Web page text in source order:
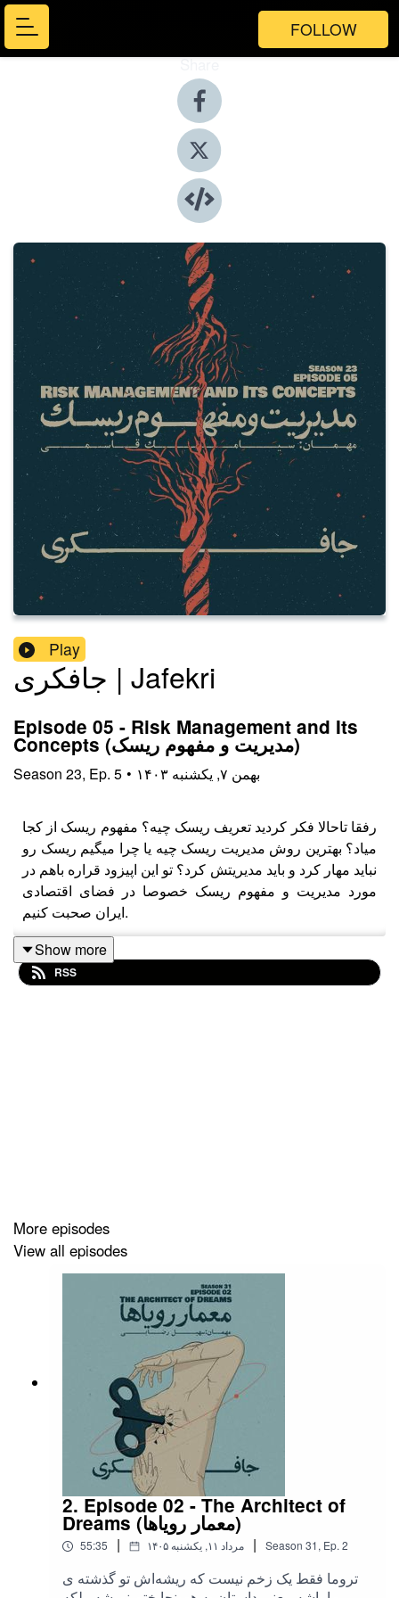
FOLLOW
Share
Play
جافکری | Jafekri
Episode 05 - Risk Management and Its
Concepts (مدیریت و مفهوم ریسک)
Season 23, Ep. 5 • ۱۴۰۳ بهمن ۷, یکشنبه
رفقا تاحالا فکر کردید تعریف ریسک چیه؟ مفهوم ریسک از کجا
میاد؟ بهترین روش مدیریت ریسک چیه یا چرا میگیم ریسک رو
نباید مهار کرد و باید مدیریتش کرد؟ تو این اپیزود قراره باهم در
مورد مدیریت و مفهوم ریسک خصوصا در فضای اقتصادی
ایران صحبت کنیم.
مهمان:دکتر سیامک قاسمی/ کاور آرت: شکیبا پیامنی/ تهیه
Show more
RSS
More episodes
View all episodes
2. Episode 02 - The Architect of
Dreams (معمار رویاها)
55:35 | ۱۴۰۵ مرداد ۱۱, یکشنبه | Season 31, Ep. 2
تروما فقط یک زخم نیست که ریشه‌اش تو گذشته ی